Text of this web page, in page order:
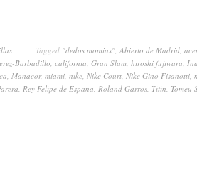
Tagged "dedos momias" Abierto de Madrid
Barbadillo california Gran Slam hiroshi fujiwara
Manacor, miami nike Nike Court Nike Gino Fisanotti
Rey Felipe de España Roland Garros Titin Tomeu